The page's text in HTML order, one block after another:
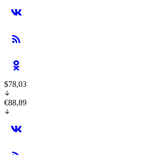
$78,03
€88,89